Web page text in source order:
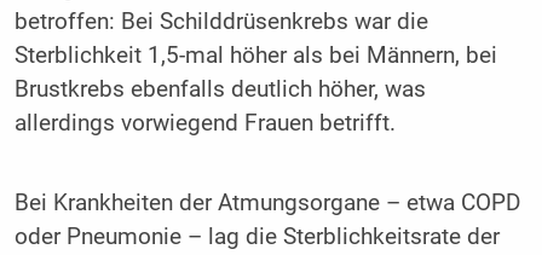
betroffen: Bei Schilddrüsenkrebs war die
Sterblichkeit 1,5-mal höher als bei Männern, bei
Brustkrebs ebenfalls deutlich höher, was
allerdings vorwiegend Frauen betrifft.
Bei Krankheiten der Atmungsorgane – etwa COPD
oder Pneumonie – lag die Sterblichkeitsrate der